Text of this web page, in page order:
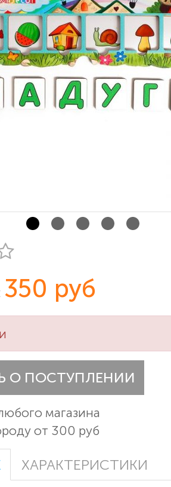
350 руб
О ПОСТУПЛЕНИИ
магазина
от 300 руб
ХАРАКТЕРИСТИКИ